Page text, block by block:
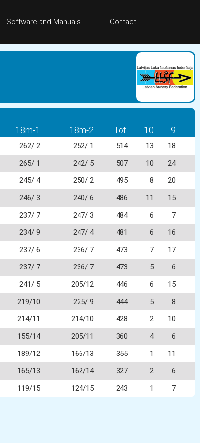
Software and Manuals Contact
18m-1 18m-2 Tot. 10 9
262/ 2 252/ 1 514 13
18
265/ 1 242/ 5 507 10
24
245/ 4 250/ 2 495 8
20
246/ 3 240/ 6 486 11
15
237/ 7 247/ 3 484 6
7
234/ 9 247/ 4 481 6
16
237/ 6 236/ 7 473 7
17
237/ 7 236/ 7 473 5
6
241/ 5 205/12 446 6
15
219/10 225/ 9 444 5
8
214/11 214/10 428 2
10
155/14 205/11 360 4
6
189/12 166/13 355 1
11
165/13 162/14 327 2
6
119/15 124/15 243 1 7